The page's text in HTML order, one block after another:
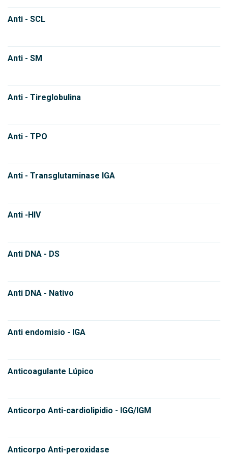
Anti - SCL
Anti - SM
Anti - Tireglobulina
Anti - TPO
Anti - Transglutaminase IGA
Anti -HIV
Anti DNA - DS
Anti DNA - Nativo
Anti endomisio - IGA
Anticoagulante Lúpico
Anticorpo Anti-cardiolipidio - IGG/IGM
Anticorpo Anti-peroxidase